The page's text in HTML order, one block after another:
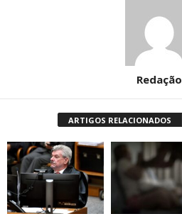
Redação
ARTIGOS RELACIONADOS